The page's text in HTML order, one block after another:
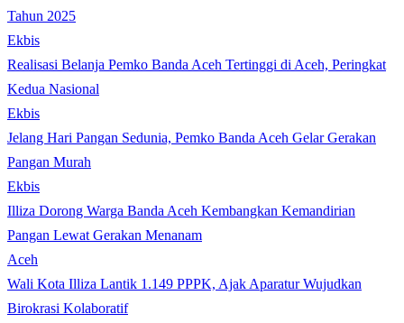
Tahun 2025
Ekbis
Realisasi Belanja Pemko Banda Aceh Tertinggi di Aceh, Peringkat
Kedua Nasional
Ekbis
Jelang Hari Pangan Sedunia, Pemko Banda Aceh Gelar Gerakan
Pangan Murah
Ekbis
Illiza Dorong Warga Banda Aceh Kembangkan Kemandirian
Pangan Lewat Gerakan Menanam
Aceh
Wali Kota Illiza Lantik 1.149 PPPK, Ajak Aparatur Wujudkan
Birokrasi Kolaboratif